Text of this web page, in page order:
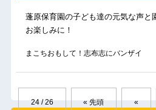
蓬原保育園の子ども達の元気な声と
お楽しみに！
まこちおもして！志布志にバンザイ
24 / 26 « 先頭 «